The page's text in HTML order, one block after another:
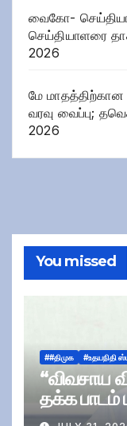
வைகோ-
செய்தியாளரை
2026
மே
வரவு வைப்பு;
2026
You missed
##திமுக #உதயநிதி
“விவசாய
தக்க பாடம்
ஸ்டாலின்